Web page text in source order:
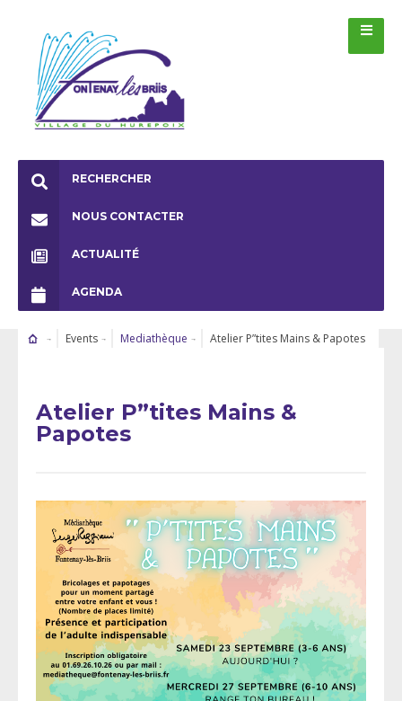
RECHERCHER
NOUS CONTACTER
ACTUALITÉ
AGENDA
Events Mediathèque Atelier P”tites Mains & Papotes
Atelier P”tites Mains &
Papotes